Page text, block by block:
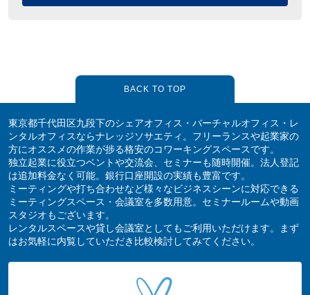
BACK TO TOP
東京都千代田区九段下のシェアオフィス・バーチャルオフィス・レ
ンタルオフィスならナレッジソサエティ。フリーランスや起業家の
方にオススメの作業が捗る格安のコワーキングスペースです。
独立起業に役立つベントや交流会、セミナーも随時開催。法人登記
は追加料金なく可能。銀行口座開設の実績も豊富です。
ミーティングや打ち合わせなど様々なビジネスシーンに対応できる
ミーティングスペース・会議室を多数用意。セミナールームや動画
スタジオもございます。
レンタルスペースや貸し会議室としてもご利用いただけます。まず
はお気軽に内覧していただき比較検討してみてください。